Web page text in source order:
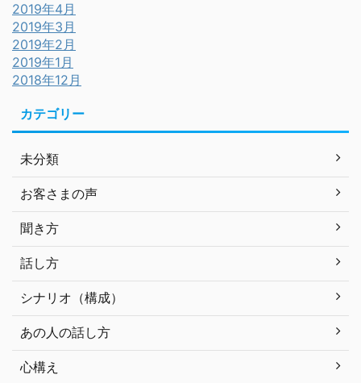
2019年4月
2019年3月
2019年2月
2019年1月
2018年12月
カテゴリー
未分類
お客さまの声
聞き方
話し方
シナリオ（構成）
あの人の話し方
心構え